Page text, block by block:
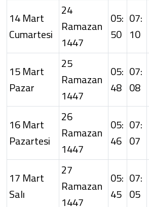
14 Mart
Cumartesi
24
Ramazan
1447
05:
50
07:
10
15 Mart
Pazar
25
Ramazan
1447
05:
48
07:
08
16 Mart
Pazartesi
26
Ramazan
1447
05:
46
07:
07
17 Mart
Salı
27
Ramazan
1447
05:
45
07:
05